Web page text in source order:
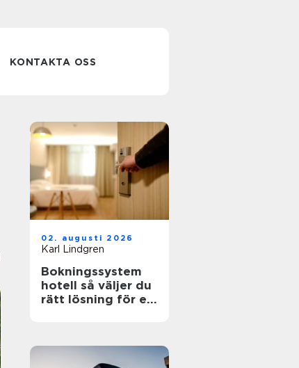
KONTAKTA OSS
02. augusti 2026
Karl Lindgren
Bokningssystem
hotell så väljer du
rätt lösning för en